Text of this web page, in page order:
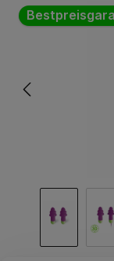
Bildergalerie